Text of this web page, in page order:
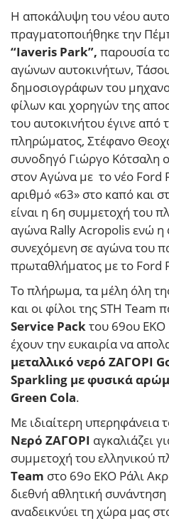
Η αποκάλυψη του νέου
πραγματοποιήθηκε την
“Iaveris Park”, παρουσία
αγώνων αυτοκινήτων,
δημοσιογράφων του
φίλων και χορηγών της
του αυτοκινήτου έγινε από
πληρώματος, Στέφανο
συνοδηγό Γιώργο Κότσαλη
στον Αγώνα με το νέο Ford
αριθμό «63» στο καπό και
είναι η 6η συμμετοχή του
αγώνα Rally Acropolis ενώ η
συνεχόμενη σε αγώνα του
πρωταθλήματος με το Ford
Το πλήρωμα, τα μέλη όλη
και οι φίλοι της STH
Service Packτου 69ου ΕΚΟ
έχουν την ευκαιρία να
μεταλλικό νερό ΖΑΓΟΡΙ
Sparkling με φυσικά
Green Cola.
Με ιδιαίτερη υπερηφάνεια
Νερό ΖΑΓΟΡΙ αγκαλιάζει
συμμετοχή του ελληνικού
Team στο 69ο ΕΚΟ Ράλι
διεθνή αθλητική
αναδεικνύει τη χώρα μας